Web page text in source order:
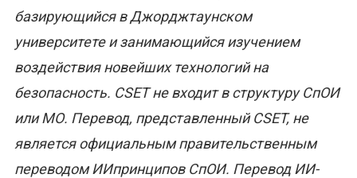
базирующийся в Джорджтаунском
университете и занимающийся изучением
воздействия новейших технологий на
безопасность. CSET не входит в структуру СпОИ
или МО. Перевод, представленный CSET, не
является официальным правительственным
переводом ИИпринципов СпОИ. Перевод ИИ-